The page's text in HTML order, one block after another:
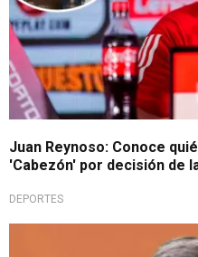
Juan Reynoso: Conoce
'Cabezón' por decisión de
DEPORTES